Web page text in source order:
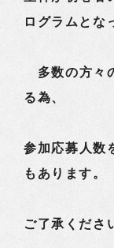
ログラムとな
多数の方々
る為、
参加応募人数
もあります。
ご了承くださ